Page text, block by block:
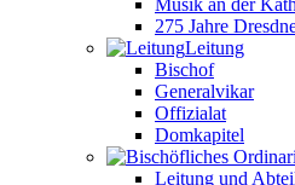
275 Jahre
Leitung
Bischof
Generalvikar
Offizialat
Domkapitel
Leitung und